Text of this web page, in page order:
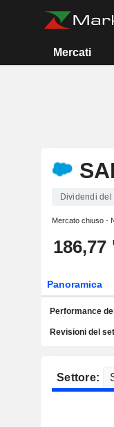
Mercati
Dividendi del
Mercato chiuso -
186,77
Panoramica
Performance
Revisioni del
Settore: